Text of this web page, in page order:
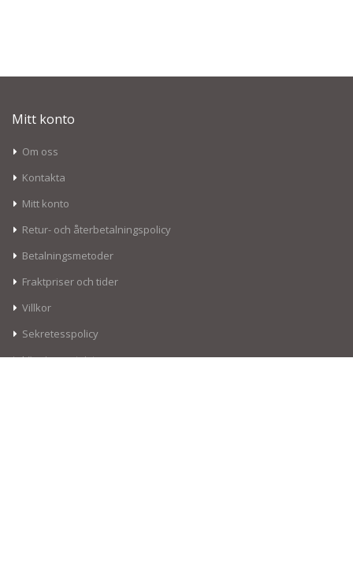
Mitt konto
Om oss
Kontakta
Mitt konto
Retur- och återbetalningspolicy
Betalningsmetoder
Fraktpriser och tider
Villkor
Sekretesspolicy
Lösning av tvister